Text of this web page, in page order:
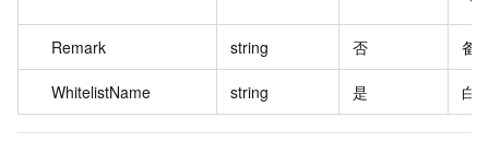
Remark string 否 备
WhitelistName string 是 白